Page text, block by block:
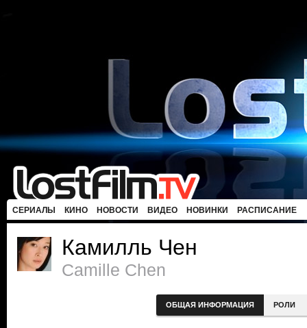
СЕРИАЛЫ КИНО НОВОСТИ ВИДЕО НОВИНКИ РАСПИСАНИЕ
Камилль Чен
Camille Chen
ОБЩАЯ ИНФОРМАЦИЯ РОЛИ